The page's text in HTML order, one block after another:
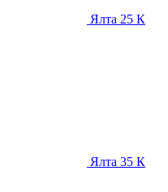
Ялта 25 К
Ялта 35 К